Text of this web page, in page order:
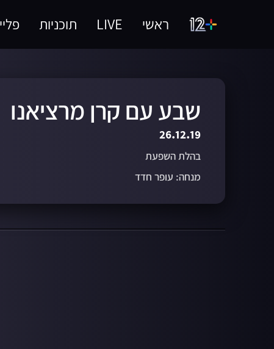
ראשי LIVE תוכניות
שבע עם קרן מרציאנו
26.12.19
בהלת השפעת
מנחה: עופר חדד